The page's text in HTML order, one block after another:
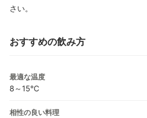
さい。
おすすめの飲み方
最適な温度
8～15℃
相性の良い料理